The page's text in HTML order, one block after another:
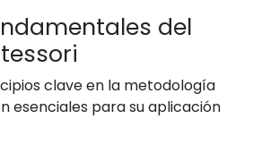
del
clave en la metodología
esenciales para su aplicación